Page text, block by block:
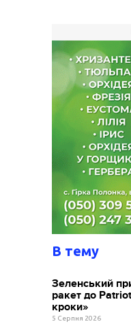
В тему
Зеленський
ракет до
кроки»
5 Серпня 2026